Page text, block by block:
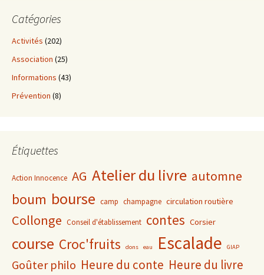
Catégories
Activités (202)
Association (25)
Informations (43)
Prévention (8)
Étiquettes
Action Innocence AG Atelier du livre automne
boum bourse camp champagne circulation routière
Collonge Conseil d'établissement contes Corsier
course Croc'fruits dons eau Escalade GIAP
Goûter philo Heure du conte Heure du livre